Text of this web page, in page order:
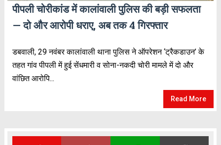
पीपली चोरीकांड में कालांवाली पुलिस की बड़ी सफलता
— दो और आरोपी धराए, अब तक 4 गिरफ्तार
डबवाली, 29 नवंबर कालांवाली थाना पुलिस ने ऑपरेशन ‘ट्रैकडाउन’ के
तहत गांव पीपली में हुई सेंधमारी व सोना-नकदी चोरी मामले में दो और
वांछित आरोपि...
Read More